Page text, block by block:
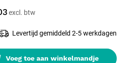
Voeg toe aan winkelmandje
Levertijd gemiddeld 2-5 werkdagen